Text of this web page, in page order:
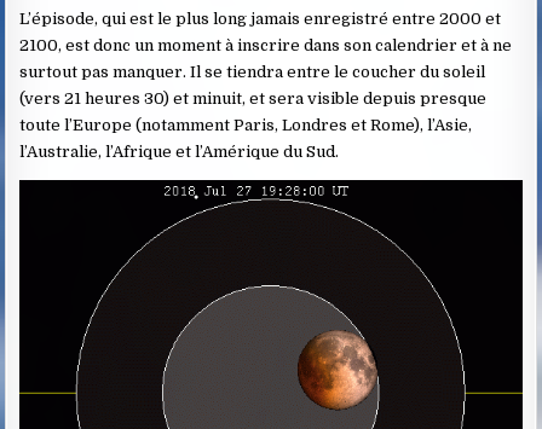
L’épisode, qui est le plus long jamais enregistré entre 2000 et
2100, est donc un moment à inscrire dans son calendrier et à ne
surtout pas manquer. Il se tiendra entre le coucher du soleil
(vers 21 heures 30) et minuit, et sera visible depuis presque
toute l’Europe (notamment Paris, Londres et Rome), l’Asie,
l’Australie, l’Afrique et l’Amérique du Sud.